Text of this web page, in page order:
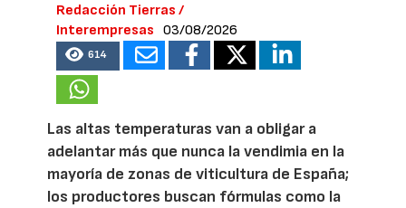
Redacción Tierras /
Interempresas
03/08/2026
614
Las altas temperaturas van a obligar a
adelantar más que nunca la vendimia en la
mayoría de zonas de viticultura de España;
los productores buscan fórmulas como la